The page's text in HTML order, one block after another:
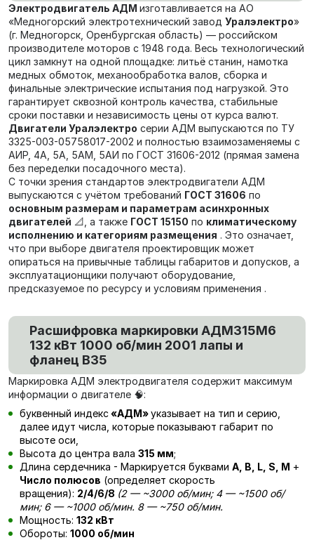
Электродвигатель АДМ изготавливается на АО
«Медногорский электротехнический завод Уралэлектро»
(г. Медногорск, Оренбургская область) — российском
производителе моторов с 1948 года. Весь технологический
цикл замкнут на одной площадке: литьё станин, намотка
медных обмоток, механообработка валов, сборка и
финальные электрические испытания под нагрузкой. Это
гарантирует сквозной контроль качества, стабильные
сроки поставки и независимость цены от курса валют.
Двигатели Уралэлектро серии АДМ выпускаются по ТУ
3325-003-05758017-2002 и полностью взаимозаменяемы с
АИР, 4А, 5А, 5АМ, 5АИ по ГОСТ 31606-2012 (прямая замена
без переделки посадочного места).
С точки зрения стандартов электродвигатели АДМ
выпускаются с учётом требований ГОСТ 31606 по
основным размерам и параметрам асинхронных
двигателей 📐, а также ГОСТ 15150 по климатическому
исполнению и категориям размещения . Это означает,
что при выборе двигателя проектировщик может
опираться на привычные таблицы габаритов и допусков, а
эксплуатационщики получают оборудование,
предсказуемое по ресурсу и условиям применения .
Расшифровка маркировки АДМ315М6
132 кВт 1000 об/мин 2001 лапы и
фланец В35
Маркировка АДМ электродвигателя содержит максимум
информации о двигателе 🧠:
буквенный индекс «АДМ»указывает на тип и серию,
далее идут числа, которые показывают габарит по
высоте оси,
Высота до центра вала 315 мм;
Длина сердечника - Маркируется буквами А, В, L, S, М +
Число полюсов (определяет скорость
вращения): 2/4/6/8 (2— ~3000 об/мин; 4 — ~1500 об/
мин; 6 — ~1000 об/мин. 8 — ~750 об/мин.
Мощность: 132 кВт
Обороты: 1000 об/мин